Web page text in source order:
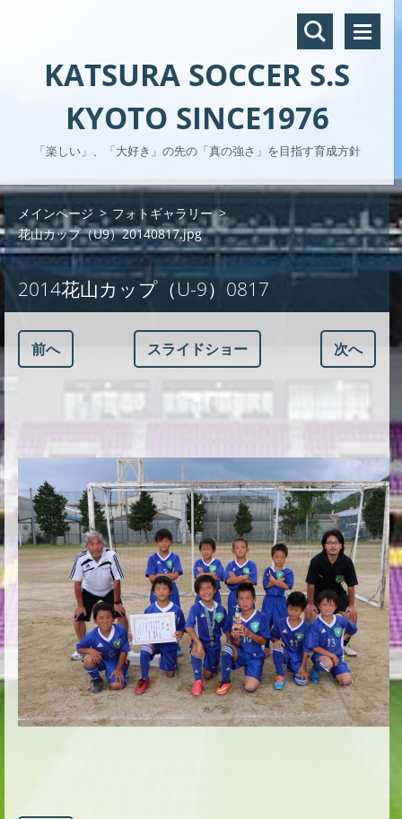
KATSURA SOCCER S.S
KYOTO SINCE1976
「楽しい」、「大好き」の先の「真の強さ」を目指す育成方針
メインページ > フォトギャラリー >
花山カップ（U9）20140817.jpg
2014花山カップ（U-9）0817
前へ スライドショー 次へ